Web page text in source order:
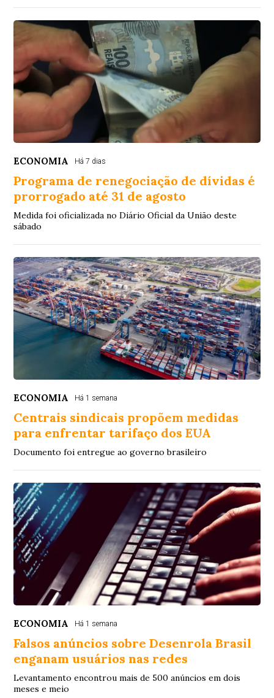
ECONOMIA Há 7 dias
Programa de renegociação de dívidas é
prorrogado até 31 de agosto
Medida foi oficializada no Diário Oficial da União deste
sábado
ECONOMIA Há 1 semana
Centrais sindicais propõem medidas
para enfrentar tarifaço dos EUA
Documento foi entregue ao governo brasileiro
ECONOMIA Há 1 semana
Falsos anúncios sobre Desenrola Brasil
enganam usuários nas redes
Levantamento encontrou mais de 500 anúncios em dois
meses e meio